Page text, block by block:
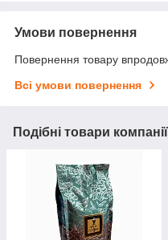
Умови повернення
Повернення товару
Всі умови повернення
Подібні товари компанії